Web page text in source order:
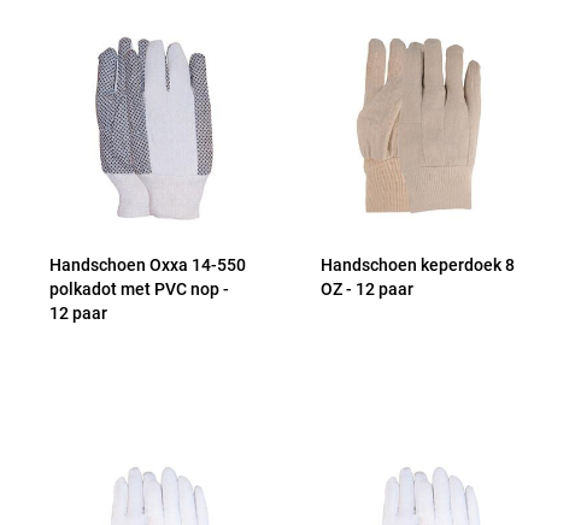
Handschoen Oxxa 14-550
polkadot met PVC nop -
12 paar
Handschoen keperdoek 8
OZ - 12 paar